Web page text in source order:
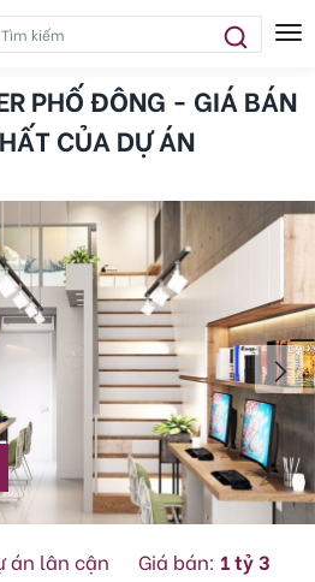
PHỐ ĐÔNG - GIÁ BÁN
CỦA DỰ ÁN
án lân cận Giá bán: 1 tỷ 3